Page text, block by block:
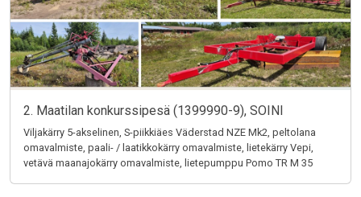
2. Maatilan konkurssipesä (1399990-9), SOINI
Viljakärry 5-akselinen, S-piikkiäes Väderstad NZE Mk2, peltolana
omavalmiste, paali- / laatikkokärry omavalmiste, lietekärry Vepi,
vetävä maanajokärry omavalmiste, lietepumppu Pomo TR M 35